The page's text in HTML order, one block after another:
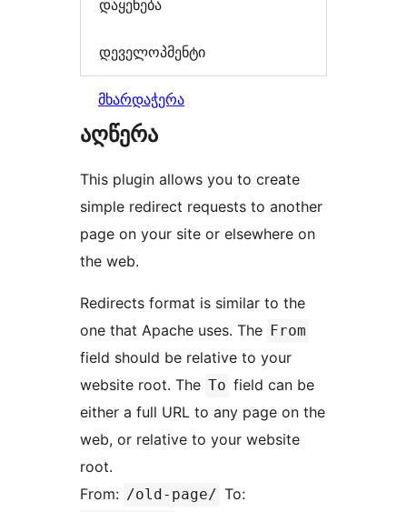
დაყენება
დეველოპმენტი
მხარდაჭერა
აღწერა
This plugin allows you to create
simple redirect requests to another
page on your site or elsewhere on
the web.
Redirects format is similar to the
one that Apache uses. The From
field should be relative to your
website root. The To field can be
either a full URL to any page on the
web, or relative to your website
root.
From: /old-page/ To: